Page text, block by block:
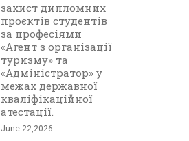
захист дипломних
проєктів студентів
за професіями
«Агент з організації
туризму» та
«Адміністратор» у
межах державної
кваліфікаційної
атестації.
June 22,2026